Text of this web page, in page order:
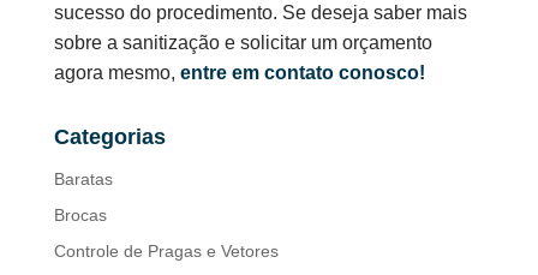
sucesso do procedimento. Se deseja saber mais
sobre a sanitização e solicitar um orçamento
agora mesmo, entre em contato conosco!
Categorias
Baratas
Brocas
Controle de Pragas e Vetores